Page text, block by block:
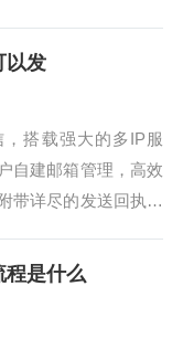
163邮箱是一种基于
以发
，搭载强大的多IP服
自建邮箱管理，高效
带详尽的发送回执，
接口是一种用于与邮
程是什么